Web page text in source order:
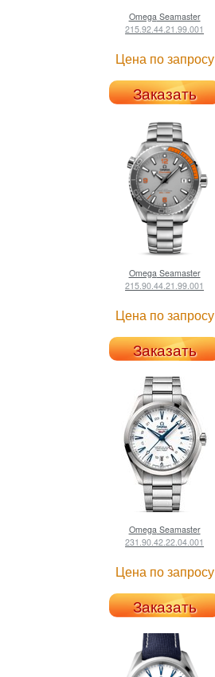
OmegaSeamaster
215.92.44.21.99.001
Цена по запросу
Заказать
OmegaSeamaster
215.90.44.21.99.001
Цена по запросу
Заказать
OmegaSeamaster
231.90.42.22.04.001
Цена по запросу
Заказать